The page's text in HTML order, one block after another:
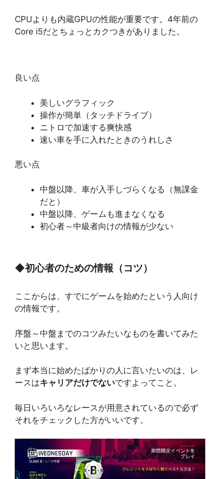
CPUよりも内蔵GPUの性能が重要です。4年前の
Core i5だとちょっとカクつきがありました。
良い点
美しいグラフィック
操作が簡単（タッチドライブ）
ニトロで加速する爽快感
速い車を手に入れたときのうれしさ
悪い点
中盤以降、車が入手しづらくなる（無課金
だと）
中盤以降、ゲームも進まなくなる
初心者～中級者向けの情報が少ない
◆初心者のための情報（コツ）
ここからは、すでにゲームを始めたという人向け
の情報です。
序盤～中盤までのコツみたいなものを書いてみた
いと思います。
まず本当に始めたばかりの人に言いたいのは、レ
ースはキャリアだけでないですよってこと。
毎日いろいろなレースが用意されているので必ず
それをチェックした方がいいです。